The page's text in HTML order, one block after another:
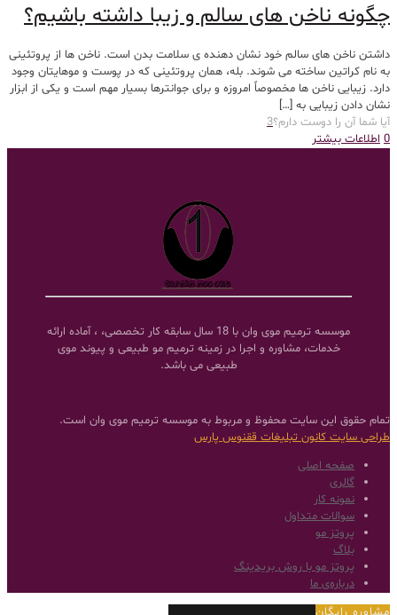
چگونه ناخن های سالم و زیبا داشته باشیم؟
داشتن ناخن های سالم خود نشان دهنده ی سلامت بدن است. ناخن ها از پروتئینی
به نام کراتین ساخته می شوند. بله، همان پروتئینی که در پوست و موهایتان وجود
دارد. زیبایی ناخن ها مخصوصاً امروزه و برای جوانترها بسیار مهم است و یکی از ابزار
نشان دادن زیبایی به […]
آیا شما آن را دوست دارم؟3
0 اطلاعات بیشتر
موسسه ترمیم موی وان با 18 سال سابقه کار تخصصی، ، آماده ارائه
خدمات، مشاوره و اجرا در زمینه ترمیم مو طبیعی و پیوند موی
طبیعی می باشد.
تمام حقوق این سایت محفوظ و مربوط به موسسه ترمیم موی وان است.
طراحی سایتکانون تبلیغات ققنوس پارس
صفحه اصلی
گالری
نمونه کار
سوالات متداول
پروتز مو
بلاگ
پروتز مو با روش بریدینگ
درباره‌ی ما